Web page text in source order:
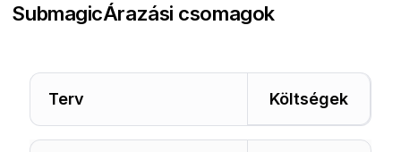
SubmagicÁrazási csomagok
Terv Költségek